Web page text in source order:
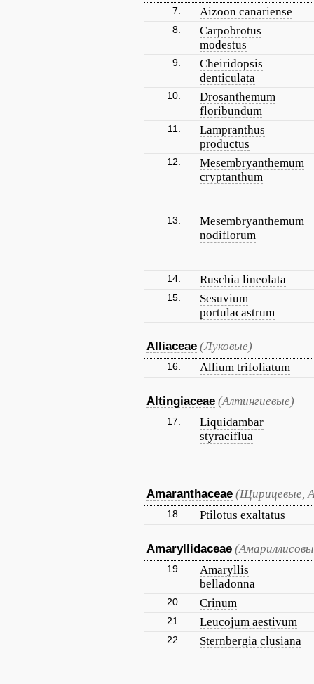
7. Aizoon canariense
8.
Carpobrotus
modestus
9.
Cheiridopsis
denticulata
10.
Drosanthemum
floribundum
11.
Lampranthus
productus
12.
Mesembryanthemum
cryptanthum
13.
Mesembryanthemum
nodiflorum
14. Ruschia lineolata
15.
Sesuvium
portulacastrum
Alliaceae (Луковые)
16. Allium trifoliatum
Altingiaceae (Алтингиевые)
17.
Liquidambar
styraciflua
Amaranthaceae (Щирицевые,
18. Ptilotus exaltatus
Amaryllidaceae
19.
Amaryllis
belladonna
20. Crinum
21. Leucojum aestivum
22. Sternbergia clusiana